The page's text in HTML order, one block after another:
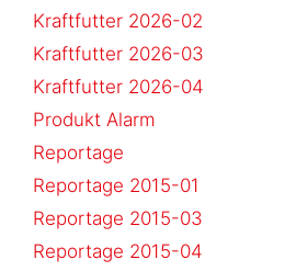
Kraftfutter 2026-02
Kraftfutter 2026-03
Kraftfutter 2026-04
Produkt Alarm
Reportage
Reportage 2015-01
Reportage 2015-03
Reportage 2015-04